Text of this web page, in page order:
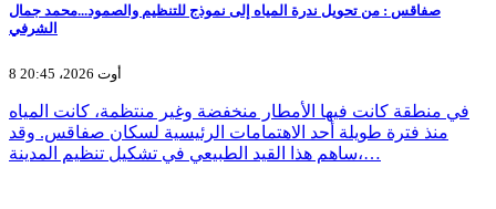
صفاقس : من تحويل ندرة المياه إلى نموذج للتنظيم والصمود...محمد جمال
الشرفي
8 أوت 2026، 20:45
في منطقة كانت فيها الأمطار منخفضة وغير منتظمة، كانت المياه
منذ فترة طويلة أحد الاهتمامات الرئيسية لسكان صفاقس. وقد
ساهم هذا القيد الطبيعي في تشكيل تنظيم المدينة،…